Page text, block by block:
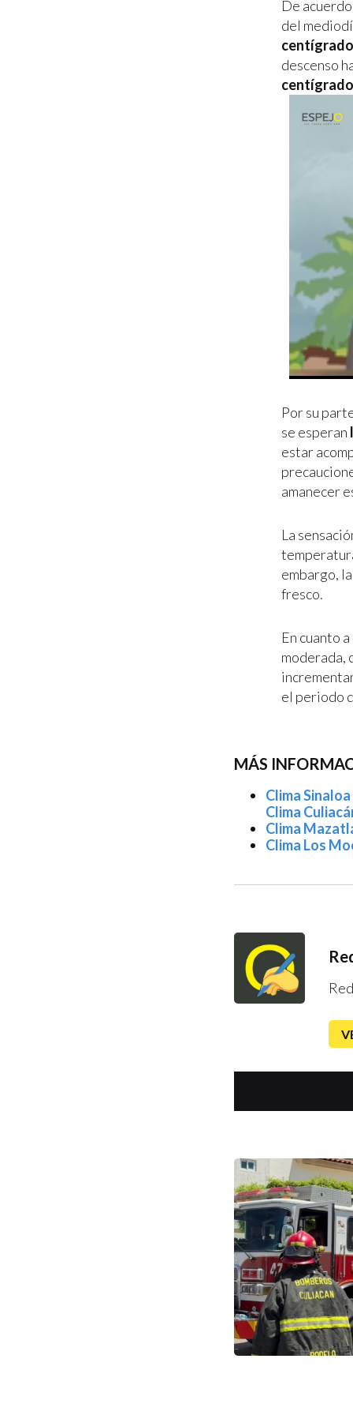
De
del
descenso
Por su
se esperan
estar
amanecer
La
embargo,
fresco.
En cuanto
moderada,
el periodo
MÁS
Clima
Clima
Clima
Clima Los